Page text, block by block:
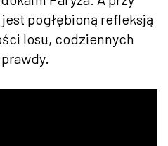
pogłębioną refleksją
losu, codziennych